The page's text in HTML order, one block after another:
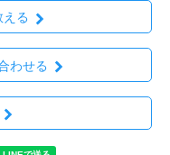
る
わせる